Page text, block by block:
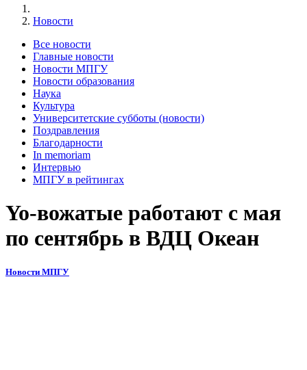
Новости
Все новости
Главные новости
Новости МПГУ
Новости образования
Наука
Культура
Университетские субботы (новости)
Поздравления
Благодарности
In memoriam
Интервью
МПГУ в рейтингах
Yo-вожатые работают с мая
по сентябрь в ВДЦ Океан
Новости МПГУ